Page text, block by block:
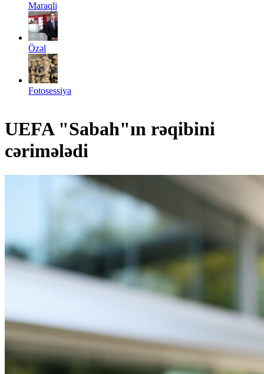
Maraqli
Özəl
Fotosessiya
UEFA "Sabah"ın rəqibini
cərimələdi